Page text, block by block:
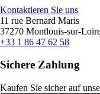
Kontaktieren Sie uns
11 rue Bernard Maris
37270 Montlouis-sur-
+33 1 86 47 62 58
Sichere Zahlung
Kaufen Sie sicher auf